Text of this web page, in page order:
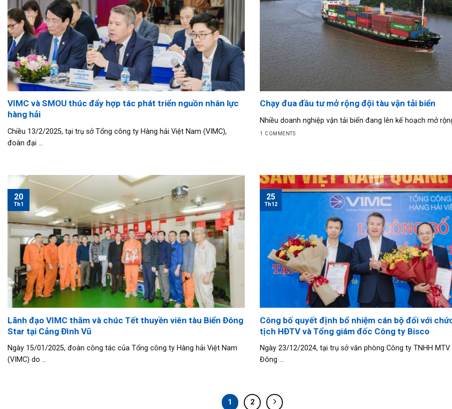
VIMC và SMOU thúc đẩy hợp tác phát triển nguồn nhân lực
hàng hải
Chiều 13/2/2025, tại trụ sở Tổng công ty Hàng hải Việt Nam (VIMC),
đoàn đại ...
Chạy đua đầu tư mở rộng đội tàu vận tải biển
Nhiều doanh nghiệp vận tải biển đang lên kế hoạch mở
1 COMMENTS
Lãnh đạo VIMC thăm và chúc Tết thuyền viên tàu Biển Đông
Star tại Cảng Đình Vũ
Ngày 15/01/2025, đoàn công tác của Tổng công ty Hàng hải Việt Nam
(VIMC) do ...
20
Th1
Công bố quyết định bổ nhiệm cán bộ đối với
tịch HĐTV và Tổng giám đốc Công ty Bisco
Ngày 23/12/2024, tại trụ sở văn phòng Công ty TNHH MTV
Đông ...
25
Th12
1 2